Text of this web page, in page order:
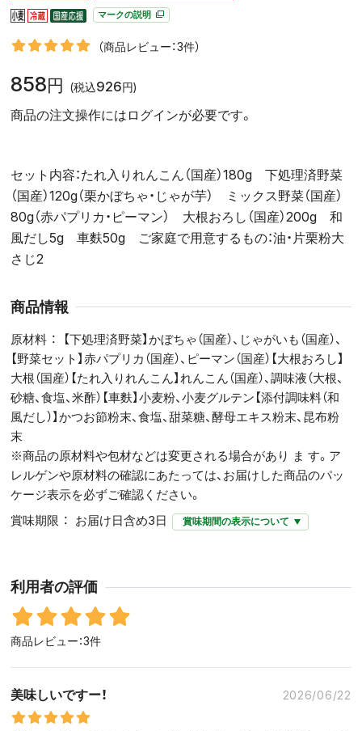
マークの説明
（商品レビュー：3件）
858円 (税込926円)
商品の注文操作にはログインが必要です。
セット内容：たれ入りれんこん（国産）180g 下処理済野菜
（国産）120g（栗かぼちゃ・じゃが芋） ミックス野菜（国産）
80g（赤パプリカ・ピーマン） 大根おろし（国産）200g 和
風だし5g 車麩50g ご家庭で用意するもの：油・片栗粉大
さじ2
商品情報
原材料
【下処理済野菜】かぼちゃ（国産）、じゃがいも（国産）、
【野菜セット】赤パプリカ（国産）、ピーマン（国産）【大根おろし】
大根（国産）【たれ入りれんこん】れんこん（国産）、調味液（大根、
砂糖、食塩、米酢）【車麩】小麦粉、小麦グルテン【添付調味料（和
風だし）】かつお節粉末、食塩、甜菜糖、酵母エキス粉末、昆布粉
末
※商品の原材料や包材などは変更される場合があり ま す。ア
レルゲンや原材料の確認にあたっては、お届けした商品のパッ
ケージ表示を必ずご確認ください。
賞味期限
お届け日含め3日 賞味期間の表示について
利用者の評価
商品レビュー：3件
美味しいですー！ 2026/06/22